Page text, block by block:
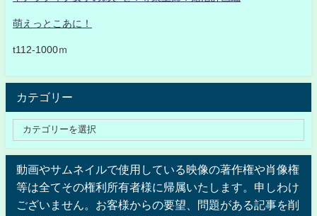
萌えっとこあに！
t112-1000ｍ
カテゴリー
動画やサムネイルで使用している映像の著作権や肖像権
等は全てその権利所有者様に帰属いたします。申しわけ
ございません。お客様からの要望、問題がある記事を削